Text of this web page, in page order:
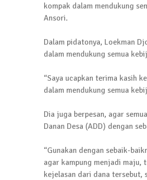
News Flash
19 Maret 2024 | 16:01
Anggota MPR-RI I
2 Februari 2024 | 11:48
kompak dalam mendukung
Ansori.
Dalam pidatonya, Loekman
dalam mendukung semua
“Saya ucapkan terima kasih
dalam mendukung semua
Dia juga berpesan, agar
Danan Desa (ADD) dengan
“Gunakan dengan sebaik-
agar kampung menjadi maju,
kejelasan dari dana tersebut,